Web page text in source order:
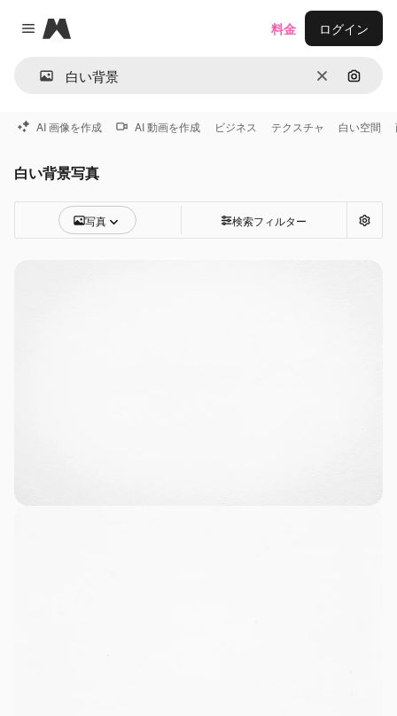
Close menu
Magnific
消去 画像で
料金 ログイン
AI 画像を作成 AI 動画を作成 ビジネス テクスチャ 白い空間
白い背景写真
写真 検索フィルター